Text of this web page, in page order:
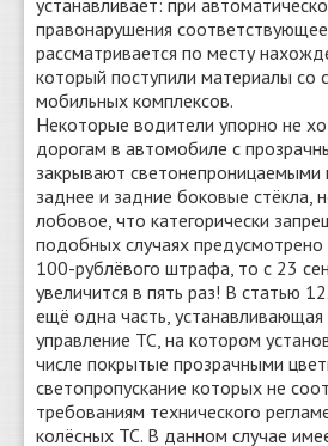
правонарушения
рассматривается по месту
который поступили материалы со
мобильных комплексов.
Некоторые водители упорно не
дорогам в автомобиле с
закрывают светонепроницаемыми
заднее и задние боковые стёкла,
лобовое, что категорически
подобных случаях предусмотрено
100-рублёвого штрафа, то с 23
увеличится в пять раз! В статью
ещё одна часть, устанавливающая
управление ТС, на котором
числе покрытые прозрачными
светопропускание которых не
требованиям технического
колёсных ТС. В данном случае